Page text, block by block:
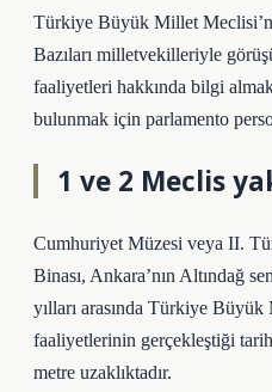
Türkiye Büyük Millet
Bazıları milletvekilleriyle
faaliyetleri hakkında bilgi
bulunmak için parlamento
1 ve 2 Meclis
Cumhuriyet Müzesi veya II.
Binası, Ankara’nın Altındağ
yılları arasında Türkiye
faaliyetlerinin gerçekleştiği
metre uzaklıktadır.